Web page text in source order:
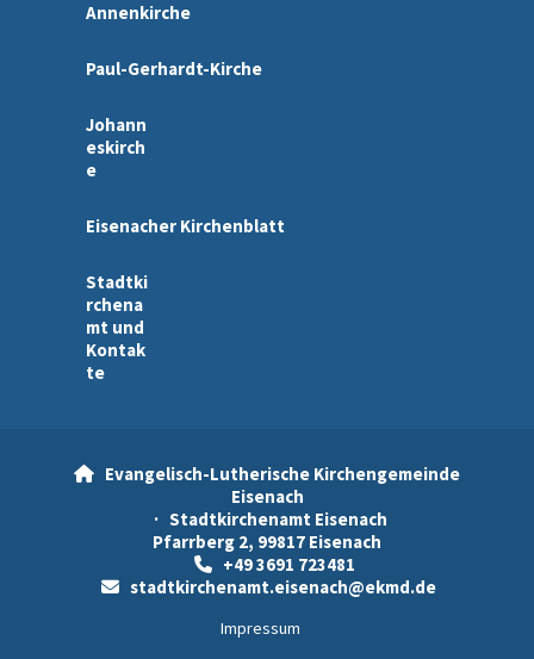
Annenkirche
Paul-Gerhardt-Kirche
Johann
eskirch
e
Eisenacher Kirchenblatt
Stadtki
rchena
mt und
Kontak
te

Evangelisch-Lutherische Kirchengemeinde
Eisenach
· Stadtkirchenamt Eisenach
Pfarrberg 2, 99817 Eisenach
+49 3691 723481
 stadtkirchenamt.eisenach@ekmd.de
Impressum